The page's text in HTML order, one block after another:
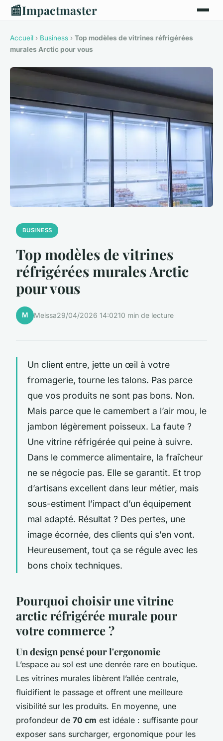
📰Impactmaster
Accueil › Business › Top modèles de vitrines réfrigérées
murales Arctic pour vous
BUSINESS
Top modèles de vitrines
réfrigérées murales Arctic
pour vous
M Meissa29/04/2026 14:0210 min de lecture
Un client entre, jette un œil à votre
fromagerie, tourne les talons. Pas parce
que vos produits ne sont pas bons. Non.
Mais parce que le camembert a l’air mou, le
jambon légèrement poisseux. La faute ?
Une vitrine réfrigérée qui peine à suivre.
Dans le commerce alimentaire, la fraîcheur
ne se négocie pas. Elle se garantit. Et trop
d’artisans excellent dans leur métier, mais
sous-estiment l’impact d’un équipement
mal adapté. Résultat ? Des pertes, une
image écornée, des clients qui s’en vont.
Heureusement, tout ça se régule avec les
bons choix techniques.
Pourquoi choisir une vitrine
arctic réfrigérée murale pour
votre commerce ?
Un design pensé pour l'ergonomie
L’espace au sol est une denrée rare en boutique.
Les vitrines murales libèrent l’allée centrale,
fluidifient le passage et offrent une meilleure
visibilité sur les produits. En moyenne, une
profondeur de 70 cm est idéale : suffisante pour
exposer sans surcharger, ergonomique pour les